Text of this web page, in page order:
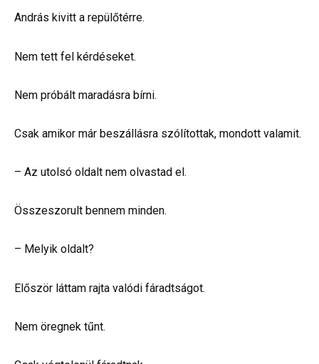
András kivitt a repülőtérre.
Nem tett fel kérdéseket.
Nem próbált maradásra bírni.
Csak amikor már beszállásra szólítottak, mondott valamit.
– Az utolsó oldalt nem olvastad el.
Összeszorult bennem minden.
– Melyik oldalt?
Először láttam rajta valódi fáradtságot.
Nem öregnek tűnt.